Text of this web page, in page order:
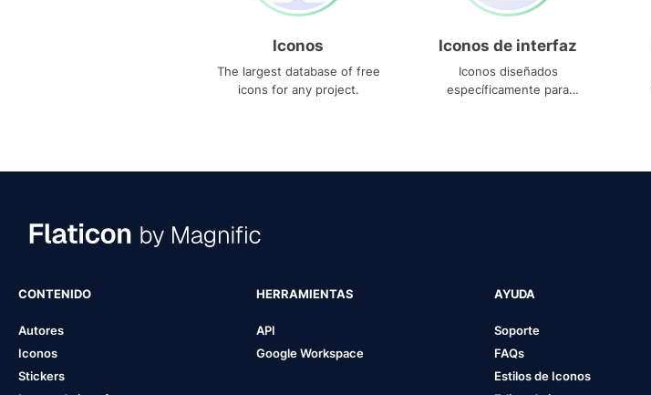
Iconos
The largest database of free
icons for any project.
Iconos de interfaz
Iconos diseñados
específicamente para
CONTENIDO
Autores
Iconos
Stickers
HERRAMIENTAS
API
Google Workspace
AYUDA
Soporte
FAQs
Estilos de Iconos